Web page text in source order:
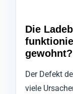
Die
gewohnt?
Der Defekt
viele